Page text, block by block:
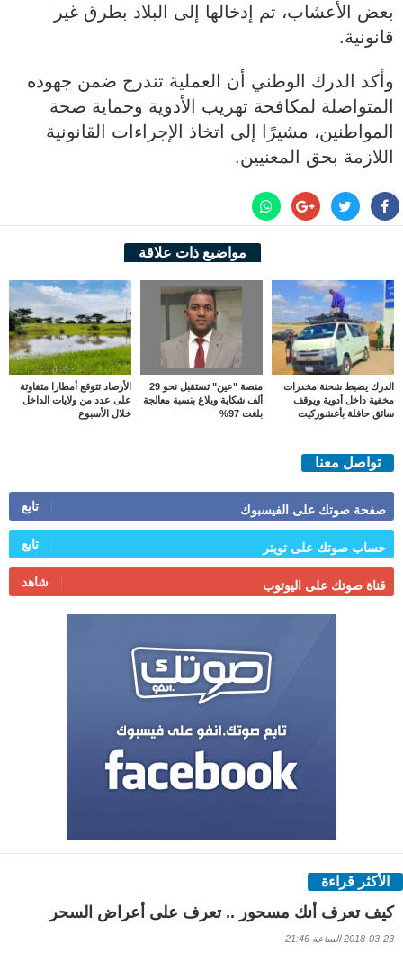
بعض الأعشاب، تم إدخالها إلى البلاد بطرق غير
قانونية.
وأكد الدرك الوطني أن العملية تندرج ضمن جهوده
المتواصلة لمكافحة تهريب الأدوية وحماية صحة
المواطنين، مشيرًا إلى اتخاذ الإجراءات القانونية
اللازمة بحق المعنيين.
مواضيع ذات علاقة
الدرك يضبط شحنة مخدرات
مخفية داخل أدوية ويوقف
سائق حافلة بأغشوركيت
منصة "عين" تستقبل نحو 29
ألف شكاية وبلاغ بنسبة معالجة
بلغت 97%
الأرصاد تتوقع أمطارا متفاوتة
على عدد من ولايات الداخل
خلال الأسبوع
تواصل معنا
صفحة صوتك على الفيسبوك تابع
حساب صوتك على تويتر تابع
قناة صوتك على اليوتوب شاهد
الأكثر قراءة
كيف تعرف أنك مسحور .. تعرف على أعراض السحر
2018-03-23 الساعة 21:46